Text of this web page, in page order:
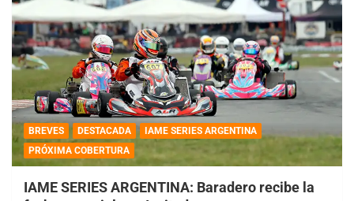
BREVES DESTACADA
IAME SERIES ARGENTINA
PRÓXIMA COBERTURA
IAME SERIES ARGENTINA: Baradero recibe la